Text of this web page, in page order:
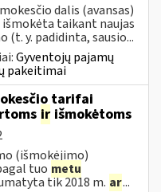
dalis (avansas)
taikant naujas
(t. y. padidinta, sausio...
Gyventojų pajamų
pakeitimai
tarifai
ir išmokėtoms
(išmokėjimo)
tuo metu
tik 2018 m. ar...